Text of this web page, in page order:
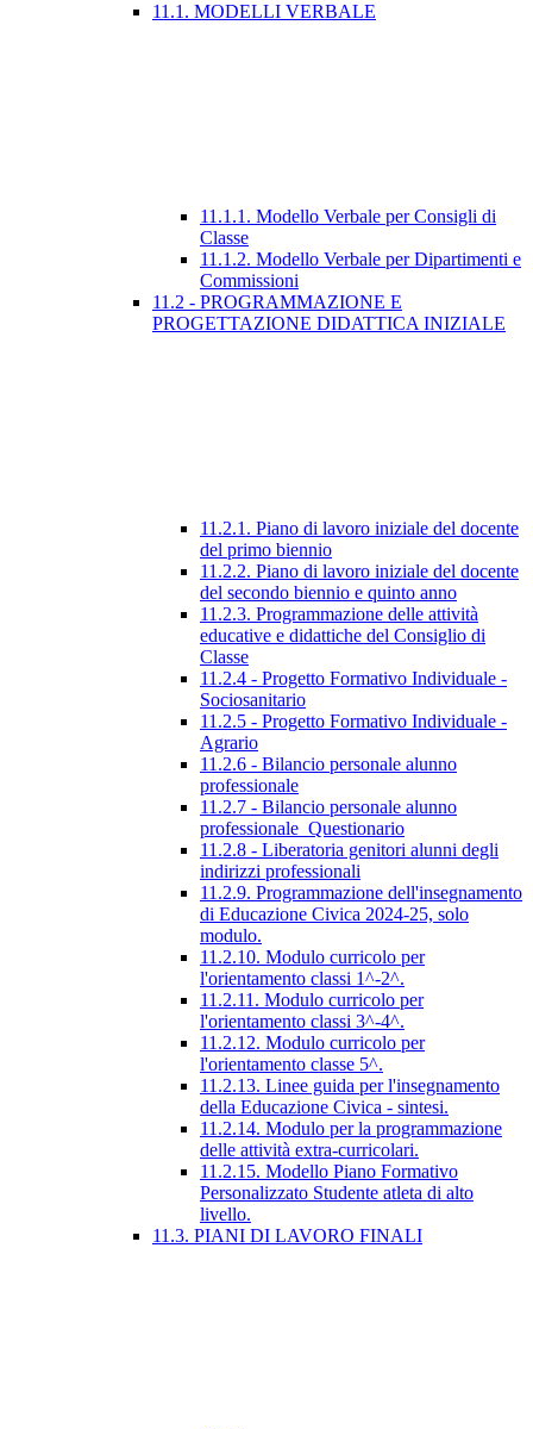
11.1. MODELLI VERBALE
11.1.1. Modello Verbale per Consigli di
Classe
11.1.2. Modello Verbale per Dipartimenti e
Commissioni
11.2 - PROGRAMMAZIONE E
PROGETTAZIONE DIDATTICA INIZIALE
11.2.1. Piano di lavoro iniziale del docente
del primo biennio
11.2.2. Piano di lavoro iniziale del docente
del secondo biennio e quinto anno
11.2.3. Programmazione delle attività
educative e didattiche del Consiglio di
Classe
11.2.4 - Progetto Formativo Individuale -
Sociosanitario
11.2.5 - Progetto Formativo Individuale -
Agrario
11.2.6 - Bilancio personale alunno
professionale
11.2.7 - Bilancio personale alunno
professionale_Questionario
11.2.8 - Liberatoria genitori alunni degli
indirizzi professionali
11.2.9. Programmazione dell'insegnamento
di Educazione Civica 2024-25, solo
modulo.
11.2.10. Modulo curricolo per
l'orientamento classi 1^-2^.
11.2.11. Modulo curricolo per
l'orientamento classi 3^-4^.
11.2.12. Modulo curricolo per
l'orientamento classe 5^.
11.2.13. Linee guida per l'insegnamento
della Educazione Civica - sintesi.
11.2.14. Modulo per la programmazione
delle attività extra-curricolari.
11.2.15. Modello Piano Formativo
Personalizzato Studente atleta di alto
livello.
11.3. PIANI DI LAVORO FINALI